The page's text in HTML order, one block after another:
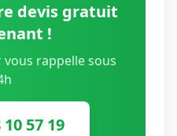
devis gratuit
!
rappelle sous
10 57 19